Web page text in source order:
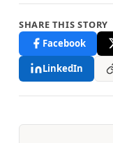
SHARE THIS STORY
Facebook
LinkedIn